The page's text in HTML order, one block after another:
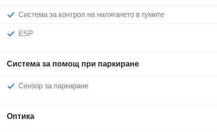
Система за контрол на налягането в гумите
ESP
Система за помощ при паркиране
Сензор за паркиране
Оптика